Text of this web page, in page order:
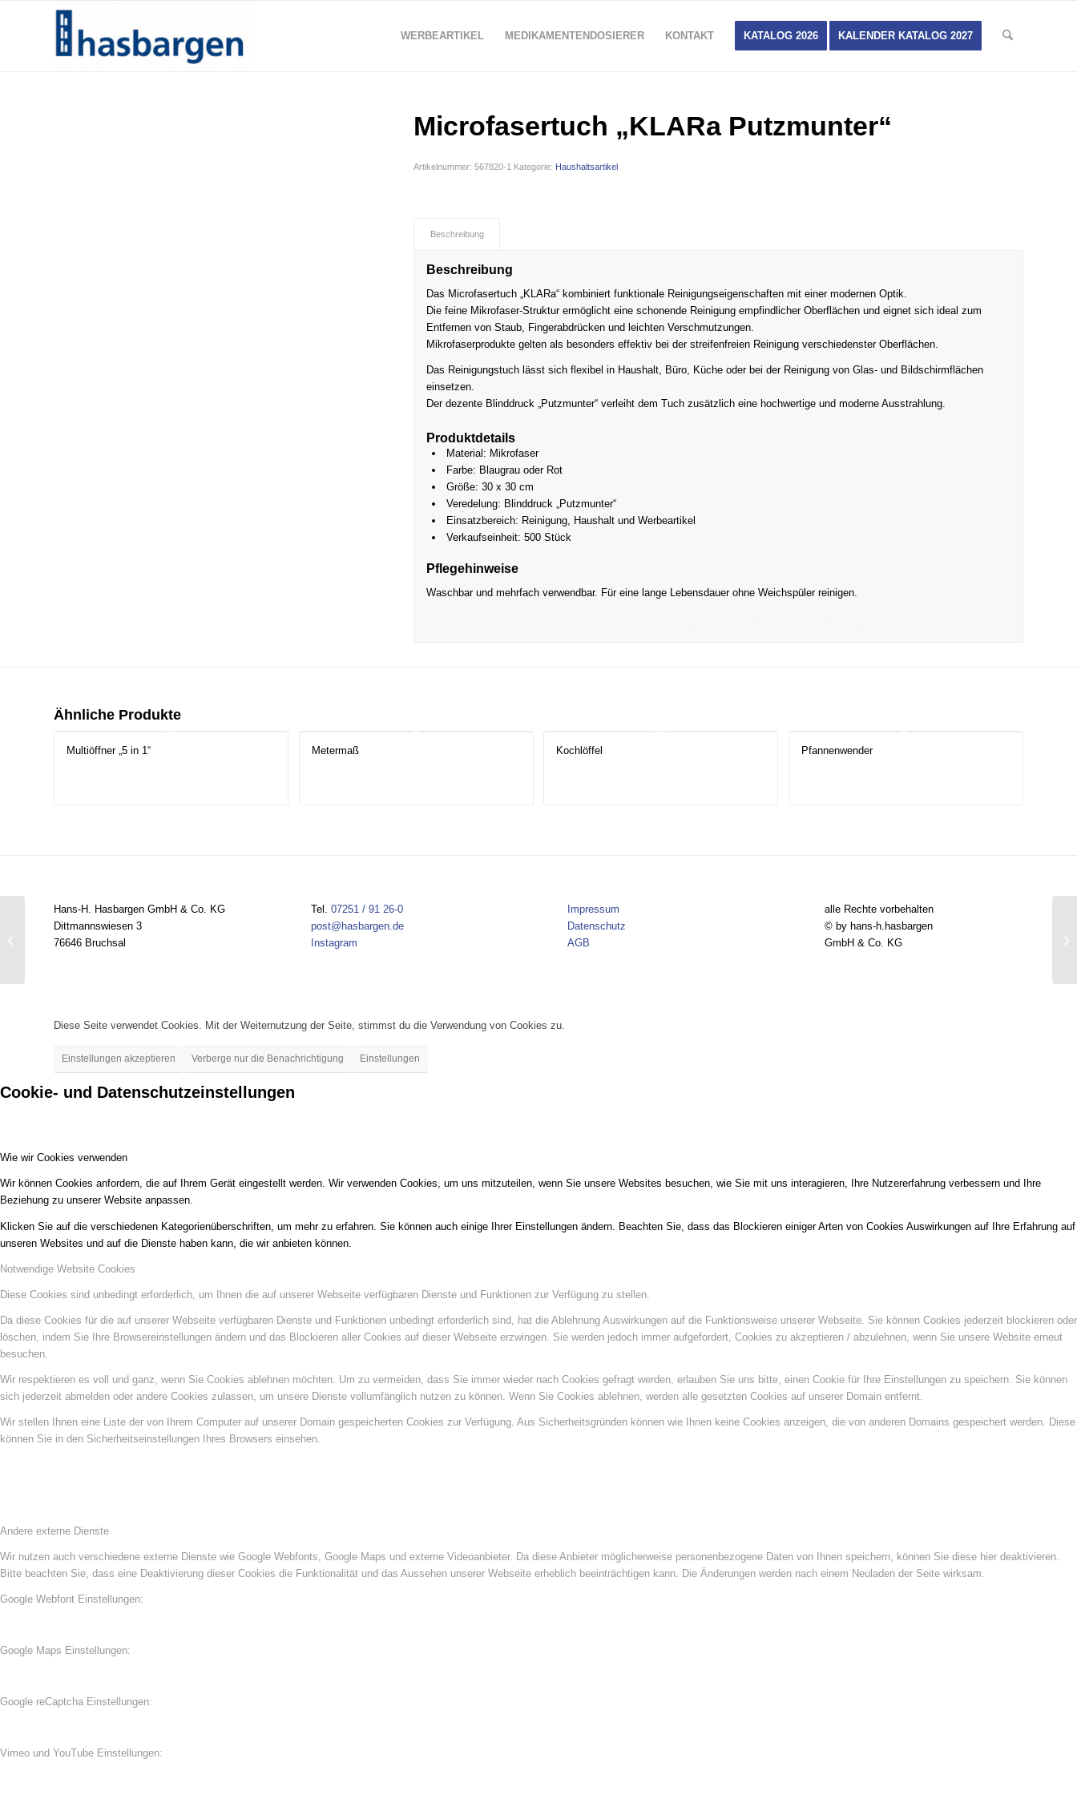
WERBEARTIKEL MEDIKAMENTENDOSIERER KONTAKT KATALOG 2026 KALENDER KATALOG 2027
Microfasertuch „KLARa Putzmunter“
Artikelnummer:567820-1 Kategorie: Haushaltsartikel
Beschreibung
Beschreibung
Das Microfasertuch „KLARa“ kombiniert funktionale Reinigungseigenschaften mit einer modernen Optik.
Die feine Mikrofaser-Struktur ermöglicht eine schonende Reinigung empfindlicher Oberflächen und eignet sich ideal zum
Entfernen von Staub, Fingerabdrücken und leichten Verschmutzungen.
Mikrofaserprodukte gelten als besonders effektiv bei der streifenfreien Reinigung verschiedenster Oberflächen.
Das Reinigungstuch lässt sich flexibel in Haushalt, Büro, Küche oder bei der Reinigung von Glas- und Bildschirmflächen
einsetzen.
Der dezente Blinddruck „Putzmunter“ verleiht dem Tuch zusätzlich eine hochwertige und moderne Ausstrahlung.
Produktdetails
Material: Mikrofaser
Farbe: Blaugrau oder Rot
Größe: 30 x 30 cm
Veredelung: Blinddruck „Putzmunter“
Einsatzbereich: Reinigung, Haushalt und Werbeartikel
Verkaufseinheit: 500 Stück
Pflegehinweise
Waschbar und mehrfach verwendbar. Für eine lange Lebensdauer ohne Weichspüler reinigen.
Ähnliche Produkte
Multiöffner „5 in 1“ Metermaß Kochlöffel Pfannenwender
Hans-H. Hasbargen GmbH & Co. KG
Dittmannswiesen 3
76646 Bruchsal
Tel. 07251 / 91 26-0
post@hasbargen.de
Instagram
Impressum
Datenschutz
AGB
alle Rechte vorbehalten
© by hans-h.hasbargen
GmbH & Co. KG
Zettelbox
Diese Seite verwendet Cookies. Mit der Weiternutzung der Seite, stimmst du die Verwendung von Cookies zu.
Einstellungen akzeptieren Verberge nur die Benachrichtigung Einstellungen
Cookie- und Datenschutzeinstellungen
Wie wir Cookies verwenden
Wir können Cookies anfordern, die auf Ihrem Gerät eingestellt werden. Wir verwenden Cookies, um uns mitzuteilen, wenn Sie unsere Websites besuchen, wie Sie mit uns interagieren, Ihre Nutzererfahrung verbessern und Ihre
Beziehung zu unserer Website anpassen.
Klicken Sie auf die verschiedenen Kategorienüberschriften, um mehr zu erfahren. Sie können auch einige Ihrer Einstellungen ändern. Beachten Sie, dass das Blockieren einiger Arten von Cookies Auswirkungen auf Ihre Erfahrung auf
unseren Websites und auf die Dienste haben kann, die wir anbieten können.
Notwendige Website Cookies
Diese Cookies sind unbedingt erforderlich, um Ihnen die auf unserer Webseite verfügbaren Dienste und Funktionen zur Verfügung zu stellen.
Da diese Cookies für die auf unserer Webseite verfügbaren Dienste und Funktionen unbedingt erforderlich sind, hat die Ablehnung Auswirkungen auf die Funktionsweise unserer Webseite. Sie können Cookies jederzeit blockieren oder
löschen, indem Sie Ihre Browsereinstellungen ändern und das Blockieren aller Cookies auf dieser Webseite erzwingen. Sie werden jedoch immer aufgefordert, Cookies zu akzeptieren / abzulehnen, wenn Sie unsere Website erneut
besuchen.
Wir respektieren es voll und ganz, wenn Sie Cookies ablehnen möchten. Um zu vermeiden, dass Sie immer wieder nach Cookies gefragt werden, erlauben Sie uns bitte, einen Cookie für Ihre Einstellungen zu speichern. Sie können
sich jederzeit abmelden oder andere Cookies zulassen, um unsere Dienste vollumfänglich nutzen zu können. Wenn Sie Cookies ablehnen, werden alle gesetzten Cookies auf unserer Domain entfernt.
Wir stellen Ihnen eine Liste der von Ihrem Computer auf unserer Domain gespeicherten Cookies zur Verfügung. Aus Sicherheitsgründen können wie Ihnen keine Cookies anzeigen, die von anderen Domains gespeichert werden. Diese
können Sie in den Sicherheitseinstellungen Ihres Browsers einsehen.
Andere externe Dienste
Wir nutzen auch verschiedene externe Dienste wie Google Webfonts, Google Maps und externe Videoanbieter. Da diese Anbieter möglicherweise personenbezogene Daten von Ihnen speichern, können Sie diese hier deaktivieren.
Bitte beachten Sie, dass eine Deaktivierung dieser Cookies die Funktionalität und das Aussehen unserer Webseite erheblich beeinträchtigen kann. Die Änderungen werden nach einem Neuladen der Seite wirksam.
Google Webfont Einstellungen:
Google Maps Einstellungen:
Google reCaptcha Einstellungen:
Vimeo und YouTube Einstellungen: